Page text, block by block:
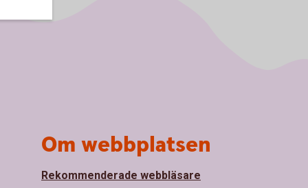
Om webbplatsen
Rekommenderade webbläsare